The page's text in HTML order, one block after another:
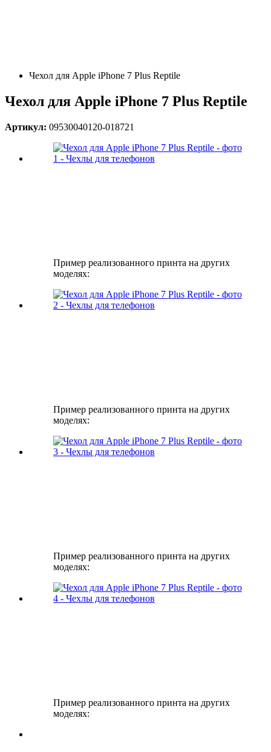
Чехол для Apple iPhone 7 Plus Reptile
Чехол для Apple iPhone 7 Plus Reptile
Артикул: 09530040120-018721
Пример реализованного принта на других
моделях:
Пример реализованного принта на других
моделях:
Пример реализованного принта на других
моделях:
Пример реализованного принта на других
моделях: